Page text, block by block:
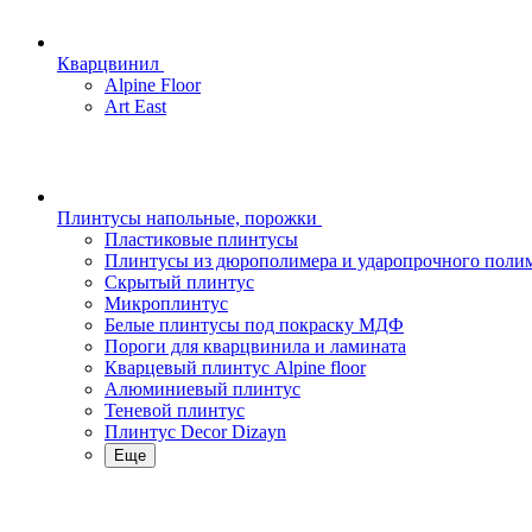
Кварцвинил
Alpine Floor
Art East
Плинтусы напольные, порожки
Пластиковые плинтусы
Плинтусы из дюрополимера и ударопрочного
Скрытый плинтус
Микроплинтус
Белые плинтусы под покраску МДФ
Пороги для кварцвинила и ламината
Кварцевый плинтус Alpine floor
Алюминиевый плинтус
Теневой плинтус
Плинтус Decor Dizayn
Еще